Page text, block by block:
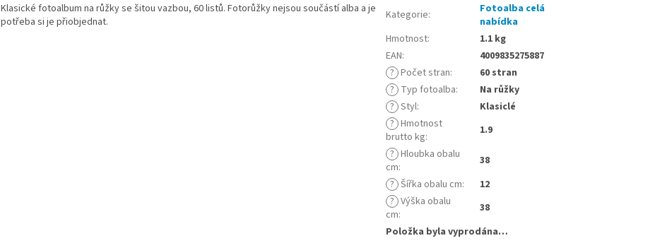
Klasické fotoalbum na růžky se šitou vazbou, 60 listů. Fotorůžky nejsou součástí alba a je
potřeba si je přiobjednat.
Kategorie:
Fotoalba celá
nabídka
Hmotnost:
1.1 kg
EAN:
4009835275887
? Počet stran:
60 stran
? Typ fotoalba:
Na růžky
? Styl:
Klasiclé
? Hmotnost
brutto kg:
1.9
? Hloubka obalu
cm:
38
? Šířka obalu cm:
12
? Výška obalu
cm:
38
Položka byla vyprodána…